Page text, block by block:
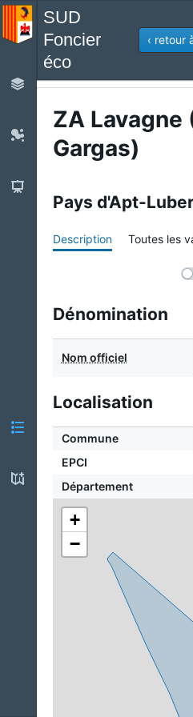
SUD
Foncier
éco
‹ retour
ZA Lavagne
Gargas)
Pays d'Apt-
Description Toutes les
Dénomination
Nom officiel
Localisation
Commune
EPCI
Département
+
−